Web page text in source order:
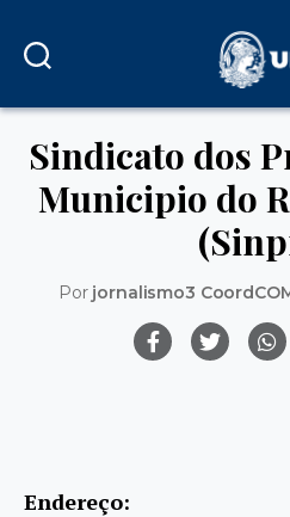
Sindicato dos
Municipio do
Por jornalismo3
Endereço: